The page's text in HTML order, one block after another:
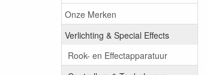
Onze Merken
Verlichting & Special Effects
Rook- en Effectapparatuur